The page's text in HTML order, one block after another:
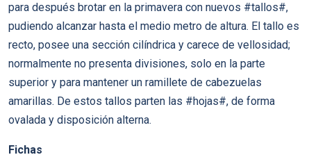
para después brotar en la primavera con nuevos #tallos#,
pudiendo alcanzar hasta el medio metro de altura. El tallo es
recto, posee una sección cilíndrica y carece de vellosidad;
normalmente no presenta divisiones, solo en la parte
superior y para mantener un ramillete de cabezuelas
amarillas. De estos tallos parten las #hojas#, de forma
ovalada y disposición alterna.
Fichas